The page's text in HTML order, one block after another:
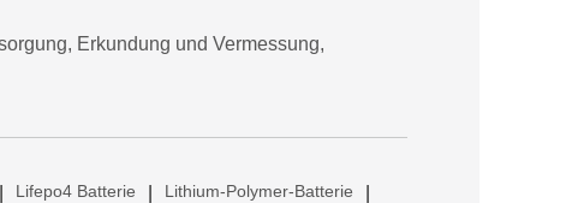
Erkundung und Vermessung,
Lifepo4 Batterie Lithium-Polymer-Batterie